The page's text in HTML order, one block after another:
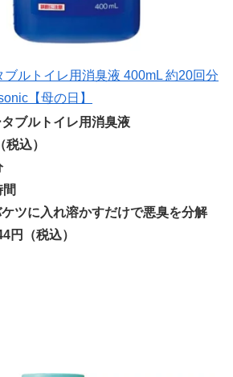
ルトイレ用消臭液 400mL 約20回分
【母の日】
ブルトイレ用消臭液
込）
ツに入れ溶かすだけで悪臭を分解
（税込）